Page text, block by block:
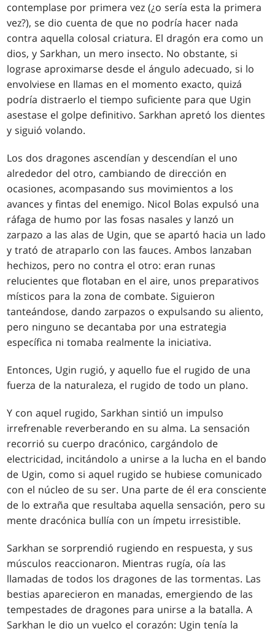
contemplase por primera vez (¿o sería esta la primera
vez?), se dio cuenta de que no podría hacer nada
contra aquella colosal criatura. El dragón era como un
dios, y Sarkhan, un mero insecto. No obstante, si
lograse aproximarse desde el ángulo adecuado, si lo
envolviese en llamas en el momento exacto, quizá
podría distraerlo el tiempo suficiente para que Ugin
asestase el golpe definitivo. Sarkhan apretó los dientes
y siguió volando.
Los dos dragones ascendían y descendían el uno
alrededor del otro, cambiando de dirección en
ocasiones, acompasando sus movimientos a los
avances y fintas del enemigo. Nicol Bolas expulsó una
ráfaga de humo por las fosas nasales y lanzó un
zarpazo a las alas de Ugin, que se apartó hacia un lado
y trató de atraparlo con las fauces. Ambos lanzaban
hechizos, pero no contra el otro: eran runas
relucientes que flotaban en el aire, unos preparativos
místicos para la zona de combate. Siguieron
tanteándose, dando zarpazos o expulsando su aliento,
pero ninguno se decantaba por una estrategia
específica ni tomaba realmente la iniciativa.
Entonces, Ugin rugió, y aquello fue el rugido de una
fuerza de la naturaleza, el rugido de todo un plano.
Y con aquel rugido, Sarkhan sintió un impulso
irrefrenable reverberando en su alma. La sensación
recorrió su cuerpo dracónico, cargándolo de
electricidad, incitándolo a unirse a la lucha en el bando
de Ugin, como si aquel rugido se hubiese comunicado
con el núcleo de su ser. Una parte de él era consciente
de lo extraña que resultaba aquella sensación, pero su
mente dracónica bullía con un ímpetu irresistible.
Sarkhan se sorprendió rugiendo en respuesta, y sus
músculos reaccionaron. Mientras rugía, oía las
llamadas de todos los dragones de las tormentas. Las
bestias aparecieron en manadas, emergiendo de las
tempestades de dragones para unirse a la batalla. A
Sarkhan le dio un vuelco el corazón: Ugin tenía la